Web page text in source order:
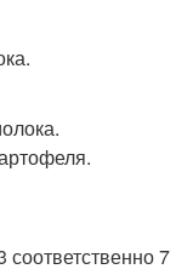
соответственно 7